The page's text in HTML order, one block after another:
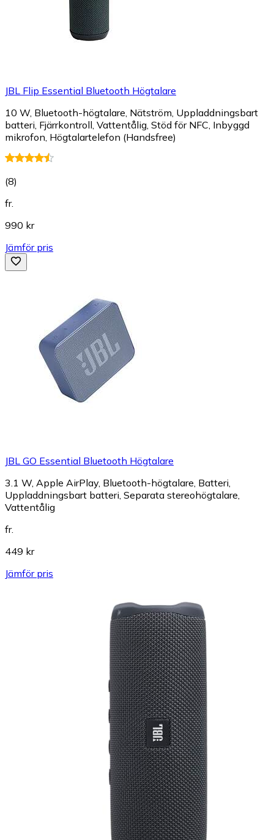
JBL Flip Essential Bluetooth Högtalare
10 W, Bluetooth-högtalare, Nätström, Uppladdningsbart
batteri, Fjärrkontroll, Vattentålig, Stöd för NFC, Inbyggd
mikrofon, Högtalartelefon (Handsfree)
(8)
fr.
990 kr
Jämför pris
JBL GO Essential Bluetooth Högtalare
3.1 W, Apple AirPlay, Bluetooth-högtalare, Batteri,
Uppladdningsbart batteri, Separata stereohögtalare,
Vattentålig
fr.
449 kr
Jämför pris